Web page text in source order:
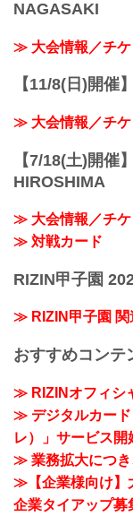
NAGASAKI
≫ 大会情報／チケ
【11/8(日)開
≫ 大会情報／チケ
【7/18(土)開催
HIROSHIMA
≫ 大会情報／チケ
≫ 対戦カード
RIZIN甲子園
≫ RIZIN甲子園 関
おすすめコンテ
≫ RIZINオフィシ
≫ デジタルカード
レ）」サービス開
≫ 業務拡大につき
≫【企業様向け】
企業タイアップ募